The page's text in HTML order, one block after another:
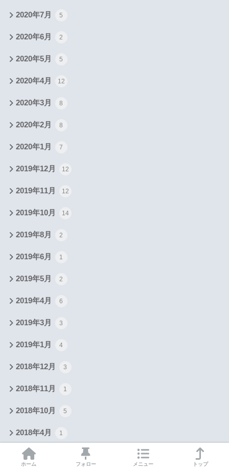
2020年7月 5
2020年6月 2
2020年5月 5
2020年4月 12
2020年3月 8
2020年2月 8
2020年1月 7
2019年12月 12
2019年11月 12
2019年10月 14
2019年8月 2
2019年6月 1
2019年5月 2
2019年4月 6
2019年3月 3
2019年1月 4
2018年12月 3
2018年11月 1
2018年10月 5
2018年4月 1
2017年5月
ホーム フォロー メニュー トップ